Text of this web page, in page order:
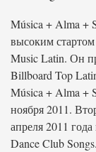
Música + Alma +
высоким
Music Latin. Он
Billboard Top
Música + Alma +
ноября 2011.
апреля 2011
Dance Club